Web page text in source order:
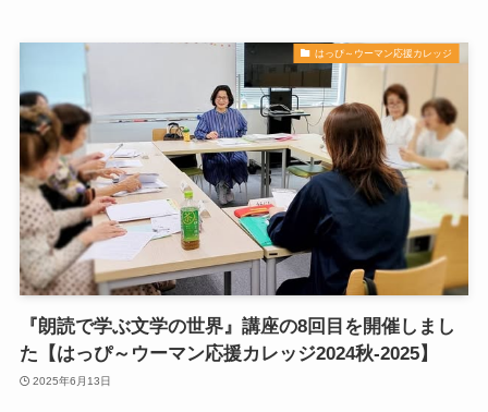
はっぴ～ウーマン応援カレッジ
『朗読で学ぶ文学の世界』講座の8回目を開催しまし
た【はっぴ～ウーマン応援カレッジ2024秋-2025】
2025年6月13日